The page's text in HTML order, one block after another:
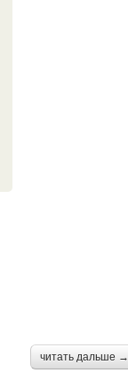
читать дальше →